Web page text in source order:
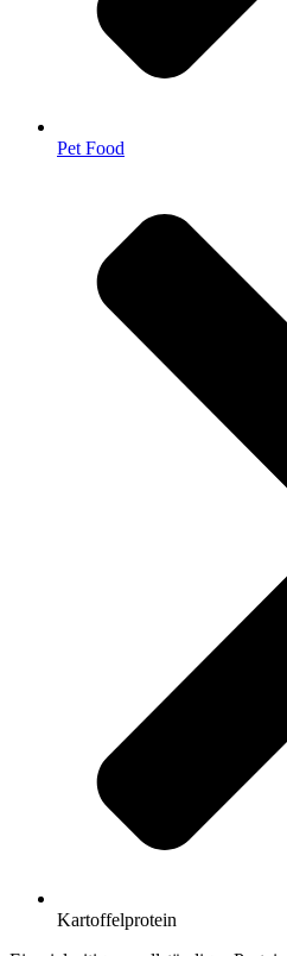
Pet Food
Kartoffel­protein